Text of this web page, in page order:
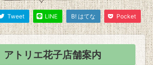
Tweet LINE B! はてな Pocket
アトリエ花子店舗案内